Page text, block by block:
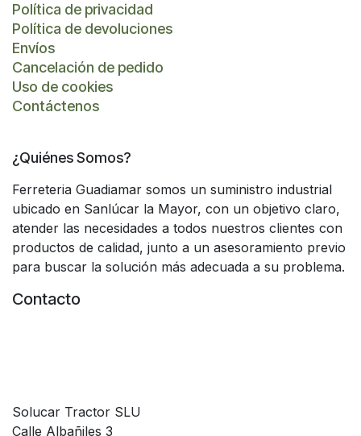
Política de privacidad
Política de devoluciones
Envíos
Cancelación de pedido
Uso de cookies
Contáctenos
¿Quiénes Somos?
Ferreteria Guadiamar somos un suministro industrial
ubicado en Sanlúcar la Mayor, con un objetivo claro,
atender las necesidades a todos nuestros clientes con
productos de calidad, junto a un asesoramiento previo
para buscar la solución más adecuada a su problema.
Contacto
Solucar Tractor SLU
Calle Albañiles 3